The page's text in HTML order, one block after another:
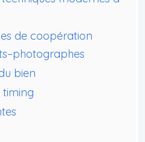
de coopération
bien
timing